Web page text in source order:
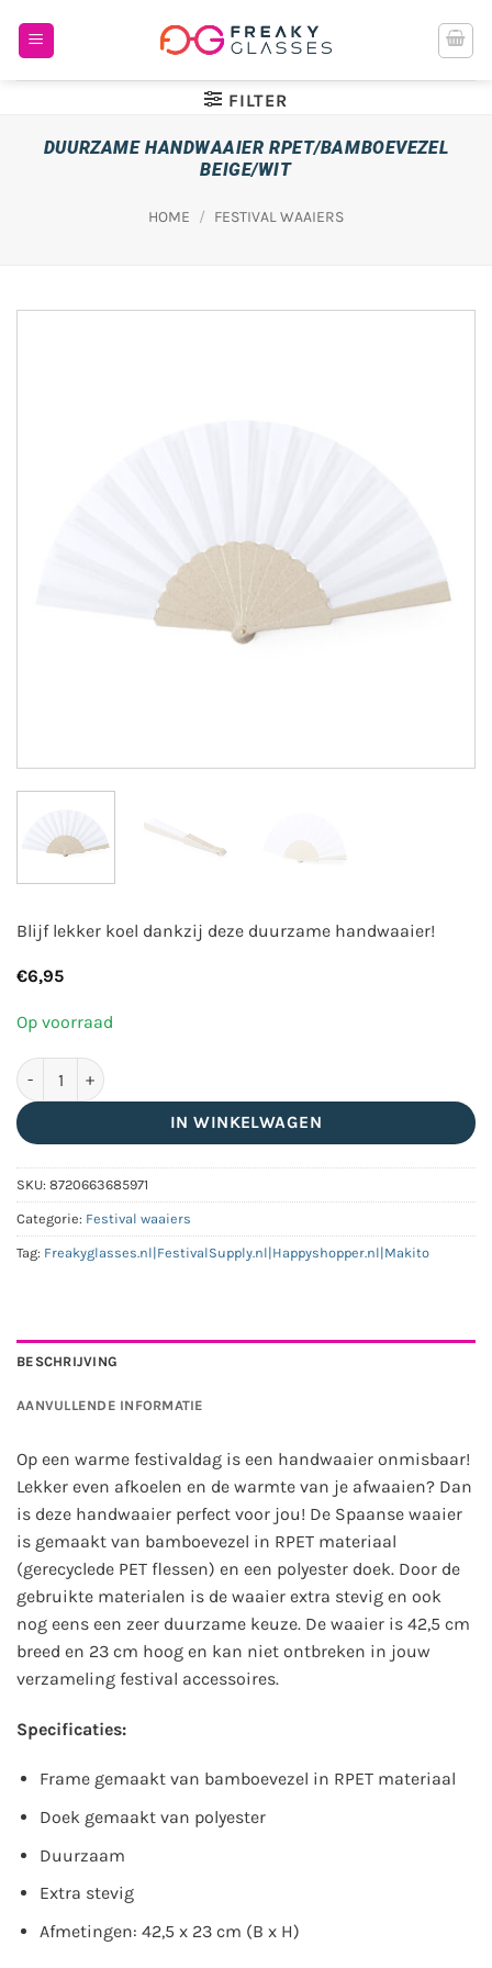
naar
FILTER
DUURZAME HANDWAAIER RPET/BAMBOEVEZEL
BEIGE/WIT
HOME / FESTIVAL WAAIERS
Blijf lekker koel dankzij deze duurzame handwaaier!
€6,95
Op voorraad
Duurzame handwaaier RPET/bamboevezel beige/wit aantal
IN WINKELWAGEN
SKU: 8720663685971
Categorie: Festival waaiers
Tag: Freakyglasses.nl|FestivalSupply.nl|Happyshopper.nl|Makito
BESCHRIJVING
AANVULLENDE INFORMATIE
Op een warme festivaldag is een handwaaier onmisbaar!
Lekker even afkoelen en de warmte van je afwaaien? Dan
is deze handwaaier perfect voor jou! De Spaanse waaier
is gemaakt van bamboevezel in RPET materiaal
(gerecyclede PET flessen) en een polyester doek. Door de
gebruikte materialen is de waaier extra stevig en ook
nog eens een zeer duurzame keuze. De waaier is 42,5 cm
breed en 23 cm hoog en kan niet ontbreken in jouw
verzameling festival accessoires.
Specificaties:
Frame gemaakt van bamboevezel in RPET materiaal
Doek gemaakt van polyester
Duurzaam
Extra stevig
Afmetingen: 42,5 x 23 cm (B x H)